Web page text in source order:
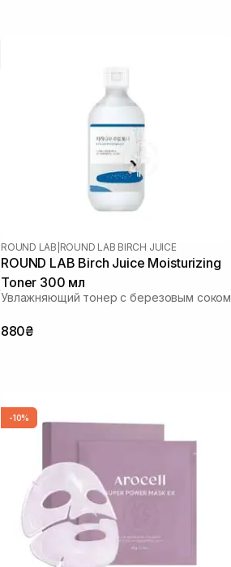
ROUND LAB ROUND LAB BIRCH JUICE
ROUND LAB Birch Juice Moisturizing
Toner 300 мл
Увлажняющий тонер с березовым соком
880₴
-10%